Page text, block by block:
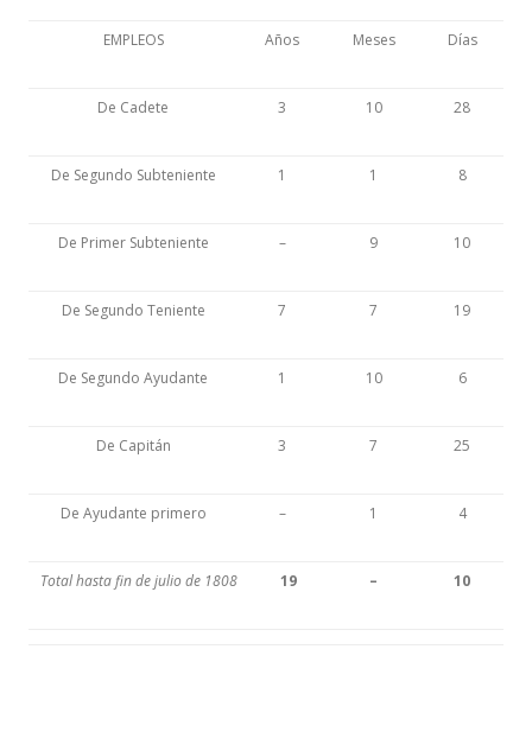
EMPLEOS Años Meses Días
De Cadete 3 10 28
De Segundo Subteniente 1 1 8
De Primer Subteniente – 9 10
De Segundo Teniente 7 7 19
De Segundo Ayudante 1 10 6
De Capitán 3 7 25
De Ayudante primero – 1 4
Total hasta fin de julio de 1808 19 – 10